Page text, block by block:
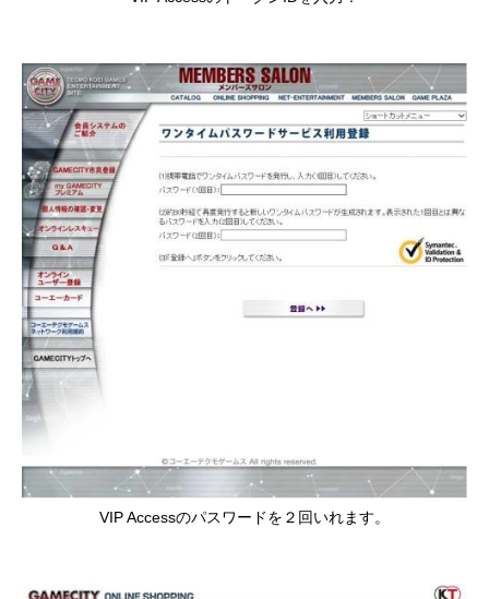
VIP Accessのパスワードを２回いれます。